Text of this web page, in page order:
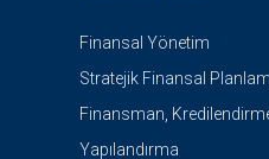
Finansal Yönetim
Stratejik Finansal
Finansman,
Yapılandırma